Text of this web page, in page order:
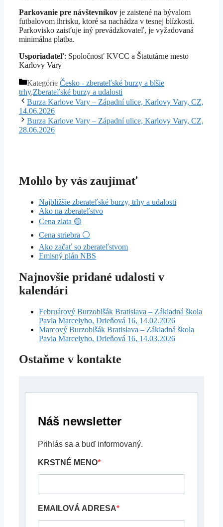
Parkovanie pre návštevníkov je zaistené na bývalom
futbalovom ihrisku, ktoré sa nachádza v tesnej blízkosti.
Parkovisko zaisťuje iný prevádzkovateľ, je vyžadovaná
minimálna platba.
Usporiadateľ: Spoločnosť KVCC a Štatutárne mesto
Karlovy Vary
Kategórie Česko - zberateľské burzy a blšie
trhy,Zberateľské burzy a udalosti
Burza Karlove Vary – Západní ulice, Karlovy Vary, CZ,
14.06.2026
Burza Karlove Vary – Západní ulice, Karlovy Vary, CZ,
28.06.2026
Mohlo by vás zaujímať
Najbližšie zberateľské burzy, trhy a udalosti
Ako na zberateľstvo
Cena zlata 🟡
Cena striebra ⚪
Ako začať so zberateľstvom
Emisný plán NBS
Najnovšie pridané udalosti v
kalendári
Februárový Burzoblšák Bratislava – Základná škola
Pavla Marcelyho, Drieňová 16, 14.02.2026
Marcový Burzoblšák Bratislava – Základná škola
Pavla Marcelyho, Drieňová 16, 14.03.2026
Ostaňme v kontakte
Náš newsletter
Prihlás sa a buď informovaný.
KRSTNÉ MENO
EMAILOVÁ ADRESA